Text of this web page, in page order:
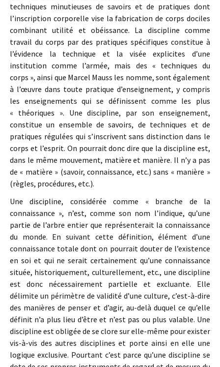
techniques minutieuses de savoirs et de pratiques dont
l’inscription corporelle vise la fabrication de corps dociles
combinant utilité et obéissance. La discipline comme
travail du corps par des pratiques spécifiques constitue à
l’évidence la technique et la visée explicites d’une
institution comme l’armée, mais des « techniques du
corps », ainsi que Marcel Mauss les nomme, sont également
à l’œuvre dans toute pratique d’enseignement, y compris
les enseignements qui se définissent comme les plus
« théoriques ». Une discipline, par son enseignement,
constitue un ensemble de savoirs, de techniques et de
pratiques régulées qui s’inscrivent sans distinction dans le
corps et l’esprit. On pourrait donc dire que la discipline est,
dans le même mouvement, matière et manière. Il n’y a pas
de « matière » (savoir, connaissance, etc.) sans « manière »
(règles, procédures, etc.).
Une discipline, considérée comme « branche de la
connaissance », n’est, comme son nom l’indique, qu’une
partie de l’arbre entier que représenterait la connaissance
du monde. En suivant cette définition, élément d’une
connaissance totale dont on pourrait douter de l’existence
en soi et qui ne serait certainement qu’une connaissance
située, historiquement, culturellement, etc., une discipline
est donc nécessairement partielle et excluante. Elle
délimite un périmètre de validité d’une culture, c’est-à-dire
des manières de penser et d’agir, au-delà duquel ce qu’elle
définit n’a plus lieu d’être et n’est pas ou plus valable. Une
discipline est obligée de se clore sur elle-même pour exister
vis-à-vis des autres disciplines et porte ainsi en elle une
logique exclusive. Pourtant c’est parce qu’une discipline se